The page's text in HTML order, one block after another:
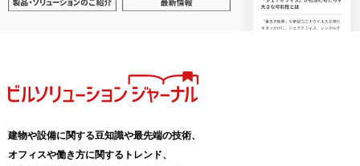
建物や設備に関する豆知識や最先端の技術、
オフィスや働き方に関するトレンド、